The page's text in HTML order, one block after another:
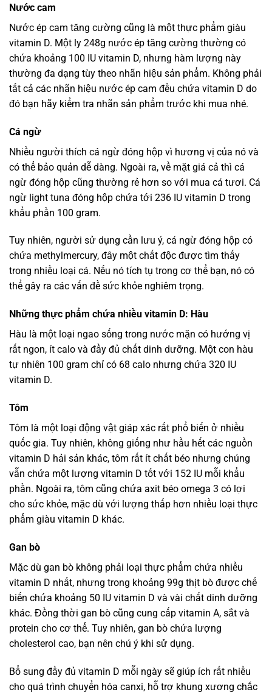
Nước cam
Nước ép cam tăng cường cũng là một thực phẩm giàu
vitamin D. Một ly 248g nước ép tăng cường thường có
chứa khoảng 100 IU vitamin D, nhưng hàm lượng này
thường đa dạng tùy theo nhãn hiệu sản phẩm. Không phải
tất cả các nhãn hiệu nước ép cam đều chứa vitamin D do
đó bạn hãy kiểm tra nhãn sản phẩm trước khi mua nhé.
Cá ngừ
Nhiều người thích cá ngừ đóng hộp vì hương vị của nó và
có thể bảo quản dễ dàng. Ngoài ra, về mặt giá cả thì cá
ngừ đóng hộp cũng thường rẻ hơn so với mua cá tươi. Cá
ngừ light tuna đóng hộp chứa tới 236 IU vitamin D trong
khẩu phần 100 gram.
Tuy nhiên, người sử dụng cần lưu ý, cá ngừ đóng hộp có
chứa methylmercury, đây một chất độc được tìm thấy
trong nhiều loại cá. Nếu nó tích tụ trong cơ thể bạn, nó có
thể gây ra các vấn đề sức khỏe nghiêm trọng.
Những thực phẩm chứa nhiều vitamin D: Hàu
Hàu là một loại ngao sống trong nước mặn có hướng vị
rất ngon, ít calo và đầy đủ chất dinh dưỡng. Một con hàu
tự nhiên 100 gram chỉ có 68 calo nhưng chứa 320 IU
vitamin D.
Tôm
Tôm là một loại động vật giáp xác rất phổ biến ở nhiều
quốc gia. Tuy nhiên, không giống như hầu hết các nguồn
vitamin D hải sản khác, tôm rất ít chất béo nhưng chúng
vẫn chứa một lượng vitamin D tốt với 152 IU mỗi khẩu
phần. Ngoài ra, tôm cũng chứa axit béo omega 3 có lợi
cho sức khỏe, mặc dù với lượng thấp hơn nhiều loại thực
phẩm giàu vitamin D khác.
Gan bò
Mặc dù gan bò không phải loại thực phẩm chứa nhiều
vitamin D nhất, nhưng trong khoảng 99g thịt bò được chế
biến chứa khoảng 50 IU vitamin D và vài chất dinh dưỡng
khác. Đồng thời gan bò cũng cung cấp vitamin A, sắt và
protein cho cơ thể. Tuy nhiên, gan bò chứa lượng
cholesterol cao, bạn nên chú ý khi sử dụng.
Bổ sung đầy đủ vitamin D mỗi ngày sẽ giúp ích rất nhiều
cho quá trình chuyển hóa canxi, hỗ trợ khung xương chắc